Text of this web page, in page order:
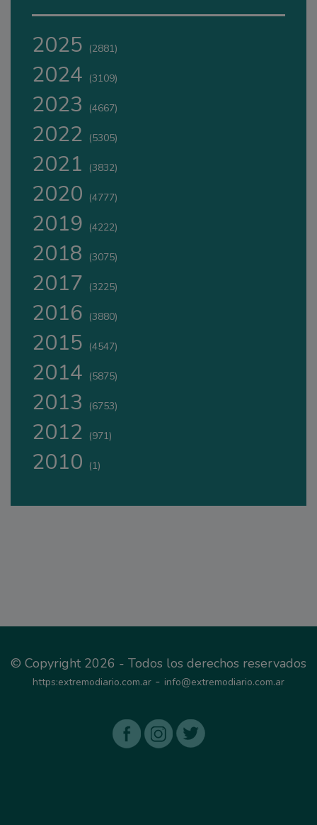
2025 (2881)
2024 (3109)
2023 (4667)
2022 (5305)
2021 (3832)
2020 (4777)
2019 (4222)
2018 (3075)
2017 (3225)
2016 (3880)
2015 (4547)
2014 (5875)
2013 (6753)
2012 (971)
2010 (1)
© Copyright 2026 - Todos los derechos reservados
https:extremodiario.com.ar - info@extremodiario.com.ar